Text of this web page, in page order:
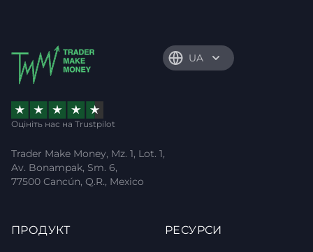
UA
Оцініть нас на Trustpilot
Trader Make Money, Mz. 1, Lot. 1,
Av. Bonampak, Sm. 6,
77500 Cancún, Q.R., Mexico
ПРОДУКТ РЕСУРСИ